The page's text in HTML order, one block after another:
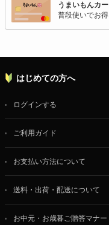
うまいもんカ
普段使いでお
はじめての方へ
ログインする
ご利用ガイド
お支払い方法について
送料・出荷・配送について
お中元・お歳暮ご贈答マナー